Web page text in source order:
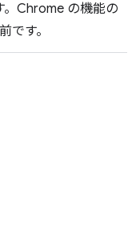
Chrome の機能の
です。